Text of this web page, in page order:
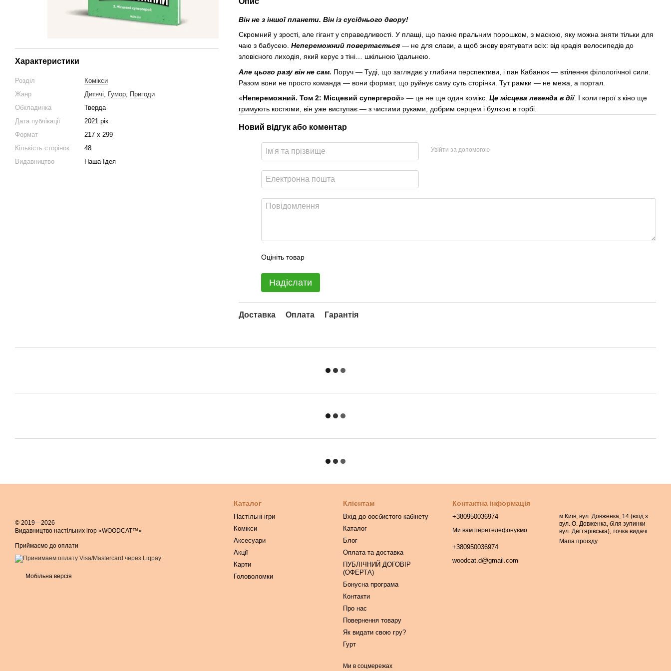
Характеристики
Розділ
Комікси
Жанр
Дитячі, Гумор, Пригоди
Обкладинка
Тверда
Дата публікації
2021 рік
Формат
217 х 299
Кількість сторінок
48
Видавництво
Наша Ідея
Він не з іншої планети. Він із сусіднього двору!
Скромний у зрості, але гігант у справедливості. У плащі, що пахне пральним порошком, з маскою, яку можна зняти тільки для
чаю з бабусею. Непереможний повертається — не для слави, а щоб знову врятувати всіх: від крадія велосипедів до
зловісного лиходія, який керує з тіні… шкільною їдальнею.
Але цього разу він не сам. Поруч — Туді, що заглядає у глибини перспективи, і пан Кабанюк — втілення філологічної сили.
Разом вони не просто команда — вони формат, що руйнує саму суть сторінки. Тут рамки — не межа, а портал.
«Непереможний. Том 2: Місцевий супергерой» — це не ще один комікс. Це місцева легенда в дії. І коли герої з кіно ще
гримують костюми, він уже виступає — з чистими руками, добрим серцем і булкою в торбі.
Новий відгук або коментар
Увійти за допомогою
Оцініть товар
Надіслати
Доставка Оплата Гарантія
© 2019—2026
Видавництво настільних ігор «WOODCAT™»
Приймаємо до оплати
Мобільна версія
Каталог
Настільні ігри
Комікси
Аксесуари
Акції
Карти
Головоломки
Клієнтам
Вхід до оосбистого кабінету
Каталог
Блог
Оплата та доставка
ПУБЛІЧНИЙ ДОГОВІР
(ОФЕРТА)
Бонусна програма
Контакти
Про нас
Повернення товару
Як видати свою гру?
Гурт
Ми в соцмережах
Контактна інформація
+380950036974
Ми вам перетелефонуємо
+380950036974
woodcat.d@gmail.com
м.Київ, вул. Довженка, 14 (вхід з
вул. О. Довженка, біля зупинки
вул. Дегтярівська), точка видачі
Мапа проїзду